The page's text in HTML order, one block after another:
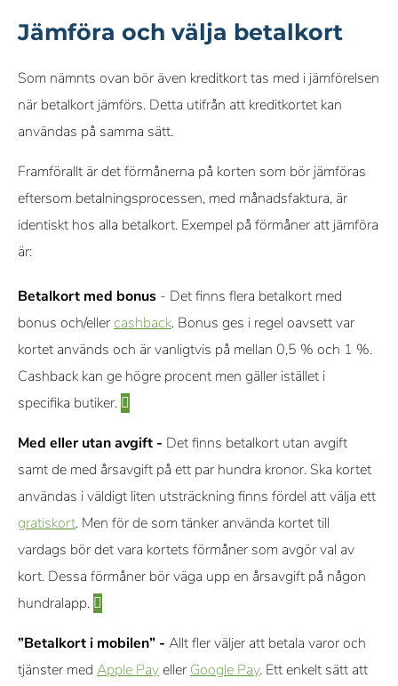
Jämföra och välja betalkort
Som nämnts ovan bör även kreditkort tas med i jämförelsen
när betalkort jämförs. Detta utifrån att kreditkortet kan
användas på samma sätt.
Framförallt är det förmånerna på korten som bör jämföras
eftersom betalningsprocessen, med månadsfaktura, är
identiskt hos alla betalkort. Exempel på förmåner att jämföra
är:
Betalkort med bonus - Det finns flera betalkort med
bonus och/ellercashback. Bonus ges i regel oavsett var
kortet används och är vanligtvis på mellan 0,5 % och 1 %.
Cashback kan ge högre procent men gäller istället i
specifika butiker.
Med eller utan avgift - Det finns betalkort utan avgift
samt de med årsavgift på ett par hundra kronor. Ska kortet
användas i väldigt liten utsträckning finns fördel att välja ett
gratiskort. Men för de som tänker använda kortet till
vardags bör det vara kortets förmåner som avgör val av
kort. Dessa förmåner bör väga upp en årsavgift på någon
hundralapp.
”Betalkort i mobilen” - Allt fler väljer att betala varor och
tjänster med Apple Payeller Google Pay. Ett enkelt sätt att